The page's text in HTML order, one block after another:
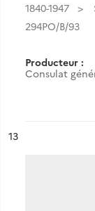
1840-1947
294PO/B/93
Producteur :
Consulat
n°
13